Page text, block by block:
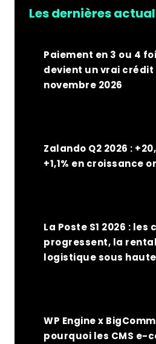
Les dernières
Paiement en 3 ou 4
devient un vrai
novembre 2026
Zalando Q2 2026 :
+1,1% en croissance
La Poste S1 2026 : les
progressent, la
logistique sous
WP Engine x
pourquoi les CMS e-